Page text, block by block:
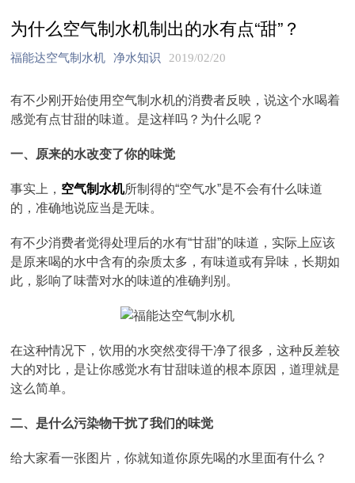
为什么空气制水机制出的水有点“甜”？
福能达空气制水机 净水知识 2019/02/20
有不少刚开始使用空气制水机的消费者反映，说这个水喝着
感觉有点甘甜的味道。是这样吗？为什么呢？
一、原来的水改变了你的味觉
事实上， 空气制水机所制得的“空气水”是不会有什么味道
的，准确地说应当是无味。
有不少消费者觉得处理后的水有“甘甜”的味道，实际上应该
是原来喝的水中含有的杂质太多，有味道或有异味，长期如
此，影响了味蕾对水的味道的准确判别。
在这种情况下，饮用的水突然变得干净了很多，这种反差较
大的对比，是让你感觉水有甘甜味道的根本原因，道理就是
这么简单。
二、是什么污染物干扰了我们的味觉
给大家看一张图片，你就知道你原先喝的水里面有什么？